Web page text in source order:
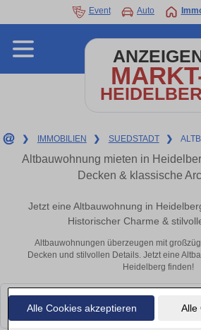
Alle Cookies akzeptieren Alle
Event Auto
❯ IMMOBILIEN ❯ SUEDSTADT ❯
Altbauwohnung mieten in
Decken & klassische
Jetzt eine Altbauwohnung in
Historischer Charme &
Altbauwohnungen überzeugen mit
Decken und stilvollen Details. Jetzt eine
Heidelberg finden!
Leider konnten wir derzeit keine passenden
bald wieder vorbei!